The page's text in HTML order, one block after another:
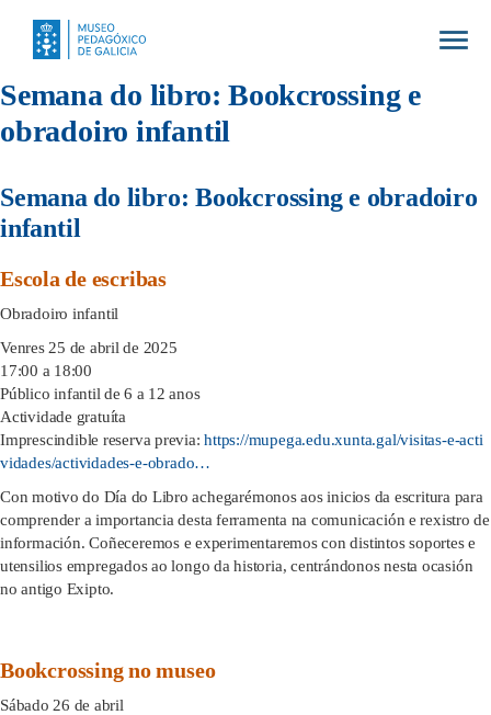
Semana do libro: Bookcrossing e
obradoiro infantil
Semana do libro: Bookcrossing e obradoiro
infantil
Escola de escribas
Obradoiro infantil
Venres 25 de abril de 2025
17:00 a 18:00
Público infantil de 6 a 12 anos
Actividade gratuíta
Imprescindible reserva previa:https://mupega.edu.xunta.gal/visitas-e-acti
vidades/actividades-e-obrado…
Con motivo do Día do Libro achegarémonos aos inicios da escritura para
comprender a importancia desta ferramenta na comunicación e rexistro de
información. Coñeceremos e experimentaremos con distintos soportes e
utensilios empregados ao longo da historia, centrándonos nesta ocasión
no antigo Exipto.
Bookcrossing no museo
Sábado 26 de abril